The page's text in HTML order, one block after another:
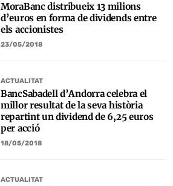
MoraBanc distribueix 13 milions
d’euros en forma de dividends entre
els accionistes
23/05/2018
ACTUALITAT
BancSabadell d’Andorra celebra el
millor resultat de la seva història
repartint un dividend de 6,25 euros
per acció
18/05/2018
ACTUALITAT